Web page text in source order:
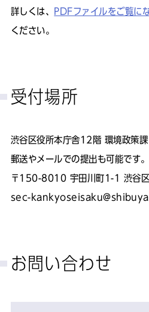
詳しくは、
PDFファイルをご覧に
ください。
受付場所
渋谷区役所本庁舎12階 環境政策課
郵送やメールでの提出も可能です。
〒150-8010 宇田川町1-1 渋谷区
sec-
お問い合わせ